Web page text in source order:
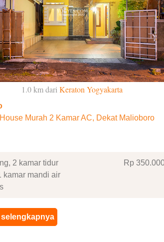
1.0 km dari Keraton Yogyakarta
Murah 2 Kamar AC, Dekat Malioboro
2 kamar tidur
kamar mandi air
Rp 350
selengkapnya